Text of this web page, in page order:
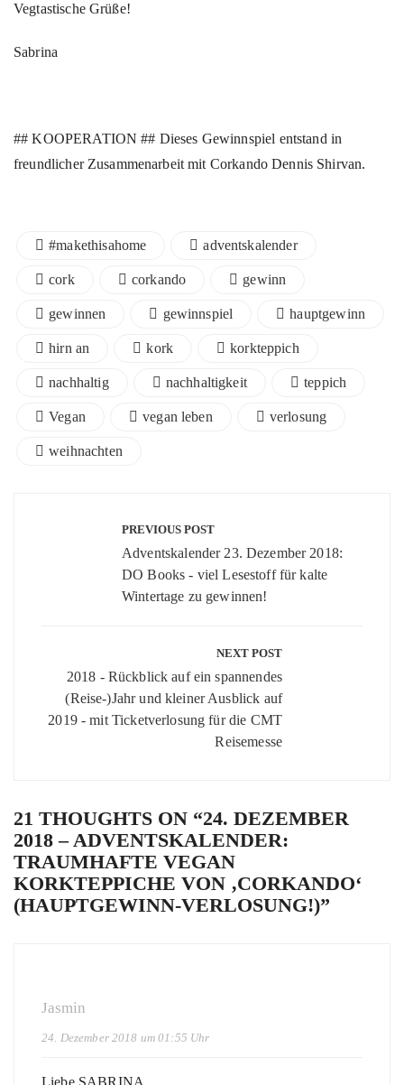
Vegtastische Grüße!
Sabrina
## KOOPERATION ## Dieses Gewinnspiel entstand in
freundlicher Zusammenarbeit mit Corkando Dennis Shirvan.
#makethisahome adventskalender
cork corkando gewinn
gewinnen gewinnspiel hauptgewinn
hirn an kork korkteppich
nachhaltig nachhaltigkeit teppich
Vegan vegan leben verlosung
weihnachten
PREVIOUS POST
Adventskalender 23. Dezember 2018:
DO Books - viel Lesestoff für kalte
Wintertage zu gewinnen!
NEXT POST
2018 - Rückblick auf ein spannendes
(Reise-)Jahr und kleiner Ausblick auf
2019 - mit Ticketverlosung für die CMT
Reisemesse
21 THOUGHTS ON “24. DEZEMBER
2018 – ADVENTSKALENDER:
TRAUMHAFTE VEGAN
KORKTEPPICHE VON ‚CORKANDO‘
(HAUPTGEWINN-VERLOSUNG!)”
Jasmin
24. Dezember 2018 um 01:55 Uhr
Liebe SABRINA